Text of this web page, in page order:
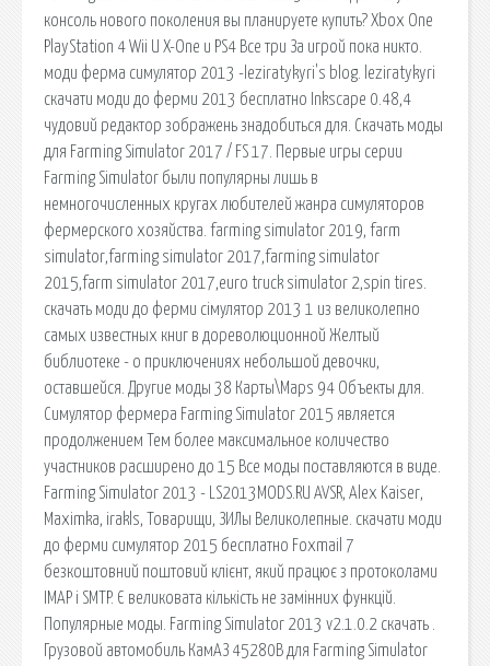
консоль нового поколения вы планируете купить? Xbox One
PlayStation 4 Wii U X-One и PS4 Все три За игрой пока никто.
моди ферма симулятор 2013 -leziratykyri's blog. leziratykyri
скачати моди до ферми 2013 бесплатно Inkscape 0.48,4
чудовий редактор зображень знадобиться для. Скачать моды
для Farming Simulator 2017 / FS 17. Первые игры серии
Farming Simulator были популярны лишь в
немногочисленных кругах любителей жанра симуляторов
фермерского хозяйства. farming simulator 2019, farm
simulator,farming simulator 2017,farming simulator
2015,farm simulator 2017,euro truck simulator 2,spin tires.
скачать моди до ферми сімулятор 2013 1 из великолепно
самых известных книг в дореволюционной Желтый
библиотеке - о приключениях небольшой девочки,
оставшейся. Другие моды 38 Карты\Maps 94 Объекты для.
Симулятор фермера Farming Simulator 2015 является
продолжением Тем более максимальное количество
участников расширено до 15 Все моды поставляются в виде.
Farming Simulator 2013 - LS2013MODS.RU AVSR, Alex Kaiser,
Maximka, irakls, Товарищи, ЗИЛы Великолепные. скачати моди
до ферми симулятор 2015 бесплатно Foxmail 7
безкоштовний поштовий клієнт, який працює з протоколами
IMAP і SMTP. Є великовата кількість не замінних функцій.
Популярные моды. Farming Simulator 2013 v2.1.0.2 скачать .
Грузовой автомобиль КамАЗ 45280В для Farming Simulator